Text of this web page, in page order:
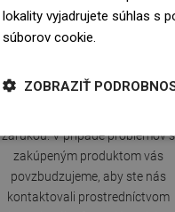
10 rokov záruka
zárukou. V prípade problémov s
zakúpeným produktom vás
povzbudzujeme, aby ste nás
kontaktovali prostredníctvom
lokality vyjadrujete súhlas s
súborov cookie.
ZOBRAZIŤ